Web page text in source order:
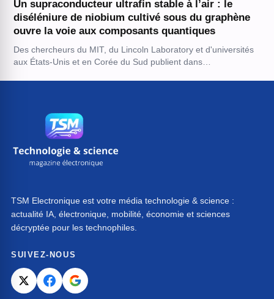
Un supraconducteur ultrafin stable à l’air : le
diséléniure de niobium cultivé sous du graphène
ouvre la voie aux composants quantiques
Des chercheurs du MIT, du Lincoln Laboratory et d'universités
aux États-Unis et en Corée du Sud publient dans…
TSM Electronique est votre média technologie & science :
actualité IA, électronique, mobilité, économie et sciences
décryptée pour les technophiles.
SUIVEZ-NOUS